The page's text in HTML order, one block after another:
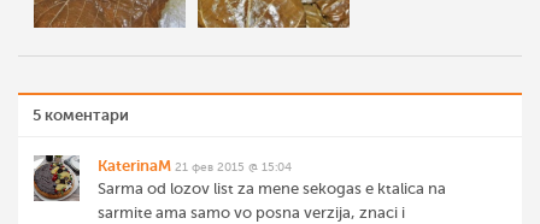
5 коментари
KaterinaM 21 фев 2015 @ 15:04
Sarma od lozov list za mene sekogas e ktalica na
sarmite ama samo vo posna verzija, znaci i